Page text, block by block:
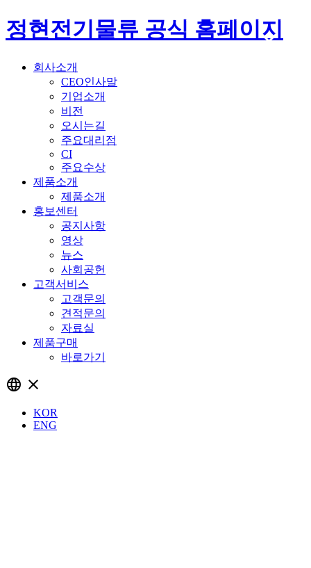
정현전기물류 공식 홈페이지
회사소개
CEO인사말
기업소개
비전
오시는길
주요대리점
CI
주요수상
제품소개
제품소개
홍보센터
공지사항
영상
뉴스
사회공헌
고객서비스
고객문의
견적문의
자료실
제품구매
바로가기
language close
KOR
ENG